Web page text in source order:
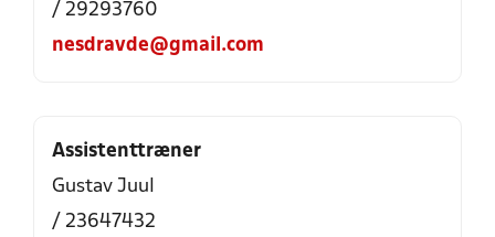
/ 29293760
nesdravde@gmail.com
Assistenttræner
Gustav Juul
/ 23647432